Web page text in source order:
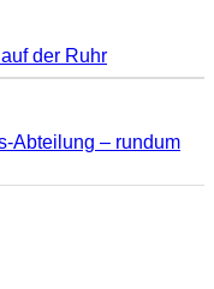
der Ruhr
Abteilung – rundum